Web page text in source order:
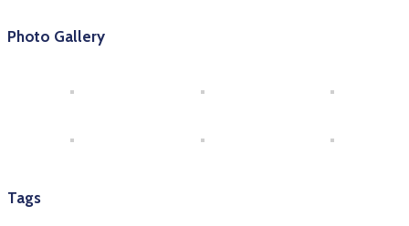
Photo Gallery
Tags